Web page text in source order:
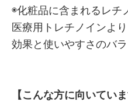
◉化粧品に含まれるレチ
医療用トレチノインよ
効果と使いやすさのバ
【こんな方に向いていま